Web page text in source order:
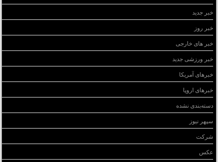
خبر جدید
خبر روز
خبر های خارجی
خبر ورزشی جدید
خبرهای آمریکا
خبرهای اروپا
دسته‌بندی نشده
سپهر نیوز
شرکت
عکس